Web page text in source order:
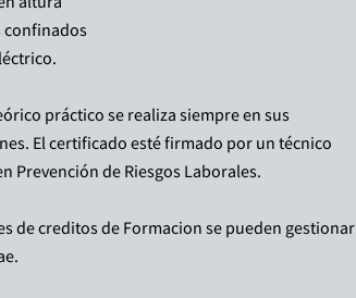
confinados
práctico se realiza siempre en sus
El certificado esté firmado por un técnico
Prevención de Riesgos Laborales.
de creditos de Formacion se pueden gestionar